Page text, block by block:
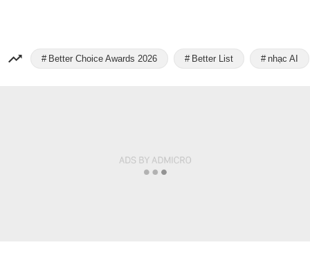
Better Choice Awards 2026 Better List nhạc AI